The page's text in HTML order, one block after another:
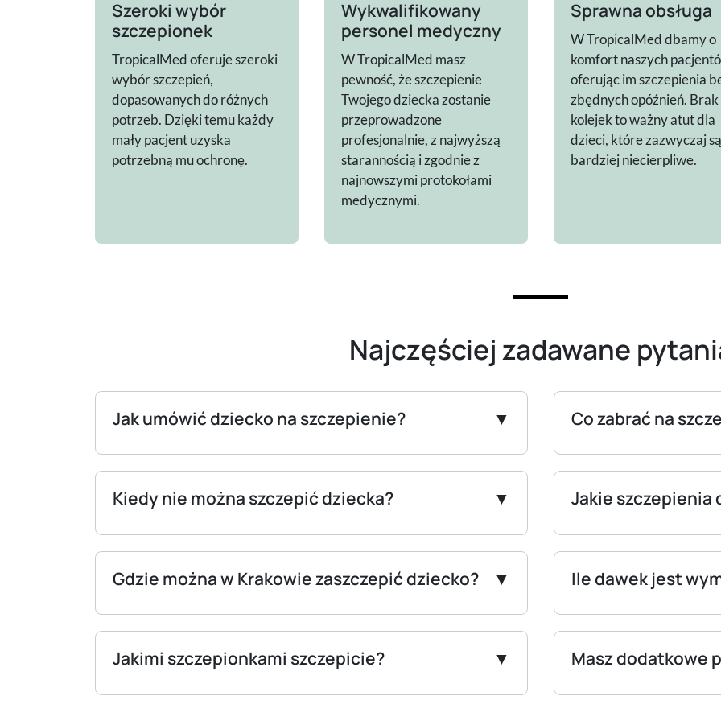
Szeroki wybór
szczepionek
TropicalMed oferuje szeroki
wybór szczepień,
dopasowanych do różnych
potrzeb. Dzięki temu każdy
mały pacjent uzyska
potrzebną mu ochronę.
Wykwalifikowany
personel medyczny
W TropicalMed masz
pewność, że szczepienie
Twojego dziecka zostanie
przeprowadzone
profesjonalnie, z najwyższą
starannością i zgodnie z
najnowszymi protokołami
medycznymi.
Sprawna obsługa
W TropicalMed dbamy o
komfort naszych
oferując im szczepienia
zbędnych opóźnień. Brak
kolejek to ważny atut dla
dzieci, które zazwyczaj są
bardziej niecierpliwe.
Najczęściej zadawane
Jak umówić dziecko na szczepienie? Co zabrać na
Kiedy nie można szczepić dziecka? Jakie szczepienia
Gdzie można w Krakowie zaszczepić dziecko? Ile dawek jest
Jakimi szczepionkami szczepicie? Masz dodatkowe